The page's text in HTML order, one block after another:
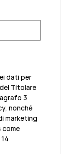
dati per
Titolare
3
nonché
marketing
come